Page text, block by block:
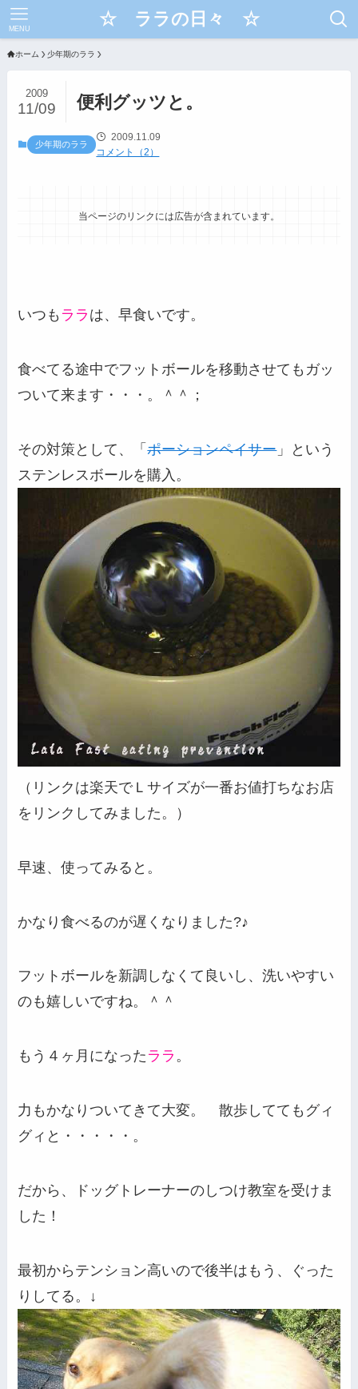
☆ ララの日々 ☆
MENU
ホーム 少年期のララ
便利グッツと。
2009
11/09
少年期のララ
2009.11.09
コメント（2）
当ページのリンクには広告が含まれています。
いつも ララ は、早食いです。
食べてる途中でフットボールを移動させてもガッ
ついて来ます・・・。＾＾；
その対策として、「ポーションペイサー」という
ステンレスボールを購入。
（リンクは楽天でＬサイズが一番お値打ちなお店
をリンクしてみました。）
早速、使ってみると。
かなり食べるのが遅くなりました?♪
フットボールを新調しなくて良いし、洗いやすい
のも嬉しいですね。＾＾
もう４ヶ月になった ララ 。
力もかなりついてきて大変。 散歩しててもグィ
グィと・・・・・。
だから、ドッグトレーナーのしつけ教室を受けま
した！
最初からテンション高いので後半はもう、ぐった
りしてる。↓